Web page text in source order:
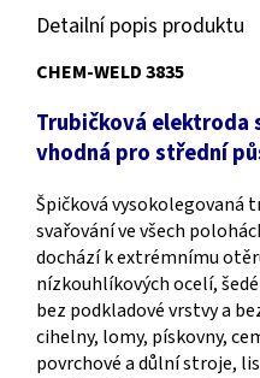
Detailní popis produktu
CHEM-WELD 3835
Trubičková
vhodná pro střední
Špičková vysokolegovaná
svařování ve všech
dochází k extrémnímu
nízkouhlíkových ocelí,
bez podkladové vrstvy a
cihelny, lomy, pískovny,
povrchové a důlní stroje,